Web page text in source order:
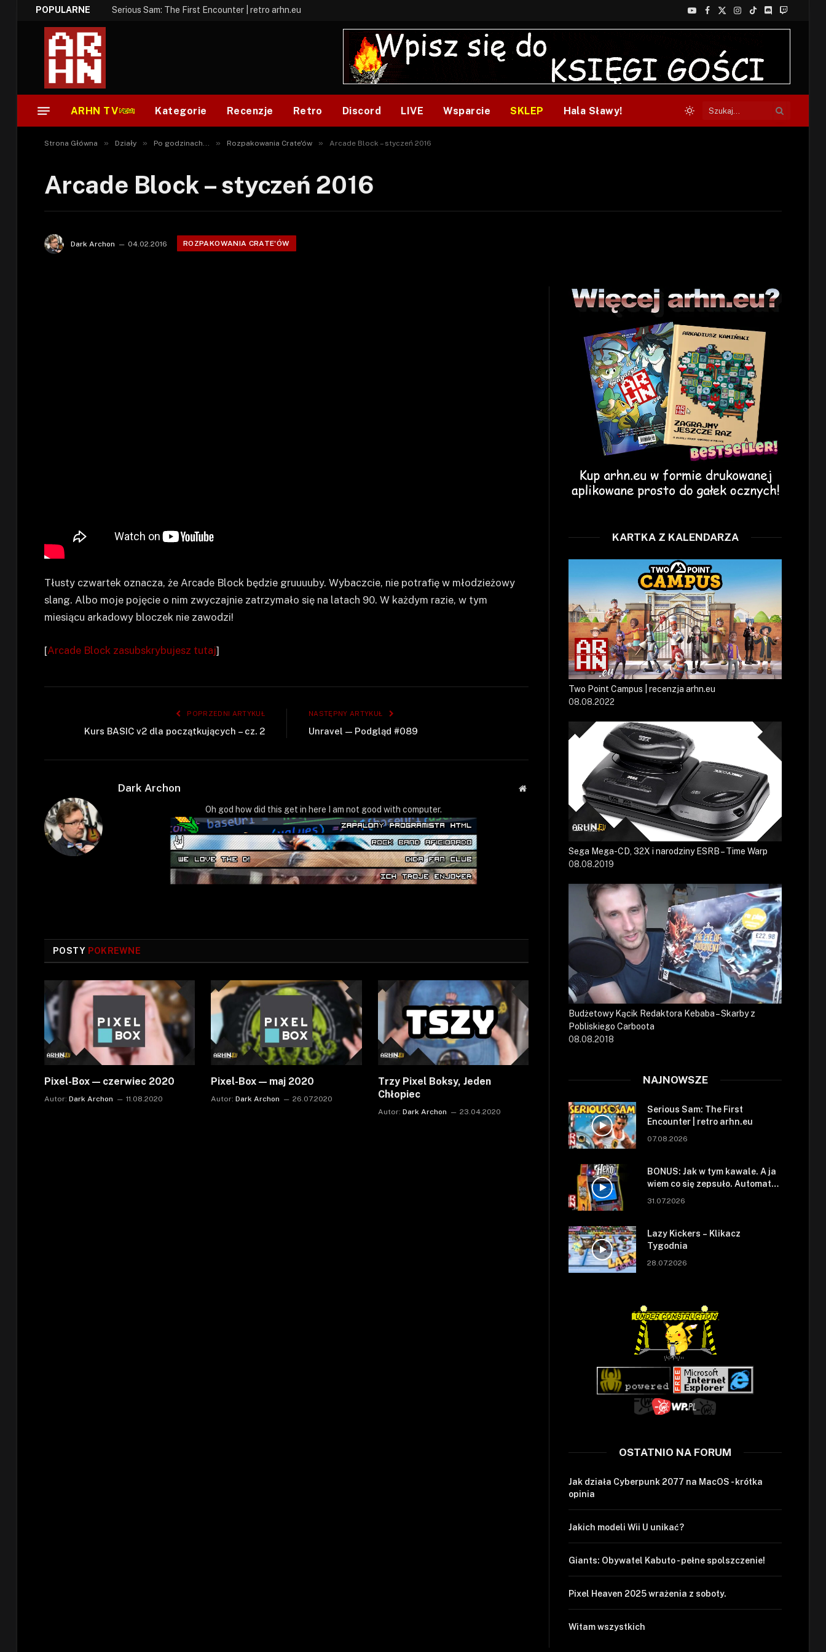
POPULARNE Serious Sam: The First Encounter | retro arhn.eu
YouTube
Facebook
X
(Twitter)
Instagram
TikTokDiscordTwitch
ARHN TV Kategorie Recenzje Retro Discord LIVE Wsparcie SKLEP Hala Sławy!
Strona Główna » Działy » Po godzinach... » Rozpakowania Crate'ów » Arcade Block – styczeń 2016
Arcade Block – styczeń 2016
Dark Archon 04.02.2016 ROZPAKOWANIA CRATE'ÓW
Tłusty czwartek oznacza, że Arcade Block będzie gruuuuby. Wybaczcie, nie potrafię w młodzieżowy
slang. Albo moje pojęcie o nim zwyczajnie zatrzymało się na latach 90. W każdym razie, w tym
miesiącu arkadowy bloczek nie zawodzi!
[Arcade Block zasubskrybujesz tutaj]
POPRZEDNI ARTYKUŁ
Kurs BASIC v2 dla początkujących – cz. 2
NASTĘPNY ARTYKUŁ
Unravel — Podgląd #089
Dark Archon
Strona
Oh god how did this get in here I am not good with computer.
POSTY POKREWNE
Pixel-Box — czerwiec 2020
Autor: Dark Archon 11.08.2020
Pixel-Box — maj 2020
Autor: Dark Archon 26.07.2020
Trzy Pixel Boksy, Jeden
Chłopiec
Autor: Dark Archon 23.04.2020
KARTKA Z KALENDARZA
Two Point Campus | recenzja arhn.eu
08.08.2022
Sega Mega-CD, 32X i narodziny ESRB – Time Warp
08.08.2019
Budżetowy Kącik Redaktora Kebaba – Skarby z
Pobliskiego Carboota
08.08.2018
NAJNOWSZE
Serious Sam: The First
Encounter | retro arhn.eu
07.08.2026
BONUS: Jak w tym kawale. A ja
wiem co się zepsuło. Automat
się zepsuł.
31.07.2026
Lazy Kickers – Klikacz
Tygodnia
28.07.2026
OSTATNIO NA FORUM
Jak działa Cyberpunk 2077 na MacOS - krótka
opinia
Jakich modeli Wii U unikać?
Giants: Obywatel Kabuto - pełne spolszczenie!
Pixel Heaven 2025 wrażenia z soboty.
Witam wszystkich